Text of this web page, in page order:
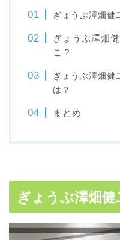
ぎょうぶ澤畑健
ぎょうぶ澤畑
こ？
ぎょうぶ澤畑健
は？
まとめ
ぎょうぶ澤畑